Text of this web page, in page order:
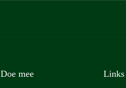
Doe mee Links